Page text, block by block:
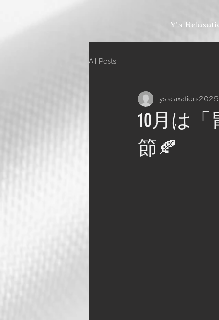
Y's
All Posts
10月は
節🍂
ysrelaxation 2025